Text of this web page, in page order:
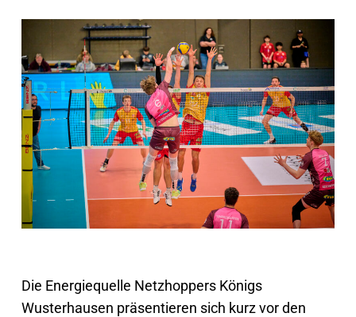
Die Energiequelle Netzhoppers Königs
Wusterhausen präsentieren sich kurz vor den